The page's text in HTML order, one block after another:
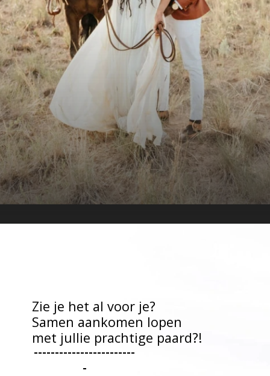
Zie je het al voor je?
Samen aankomen lopen
met jullie prachtige paard?!
------------------------
-